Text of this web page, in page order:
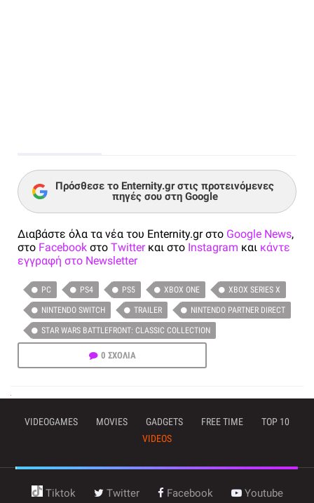
Πρόσθεσε το Enternity.gr στις προτεινόμενες
πηγές σου στη Google
Διαβάστε όλα τα νέα του Enternity.gr στο Google News,
στο Facebook στο Twitterκαι στο Instagram και κάντε
εγγραφή στο Newsletter
PC PS4 PS5 XBOX ONE XBOX SERIES X
NINTENDO SWITCH TRAILER NINTENDO PARTNER DIRECT
STAR WARS BATTLEFRONT: CLASSIC COLLECTION
0 ΣΧΟΛΙΑ
VIDEOGAMES MOVIES GADGETS FREE TIME
TOP 10
VIDEOS
Tiktok Twitter Facebook Youtube